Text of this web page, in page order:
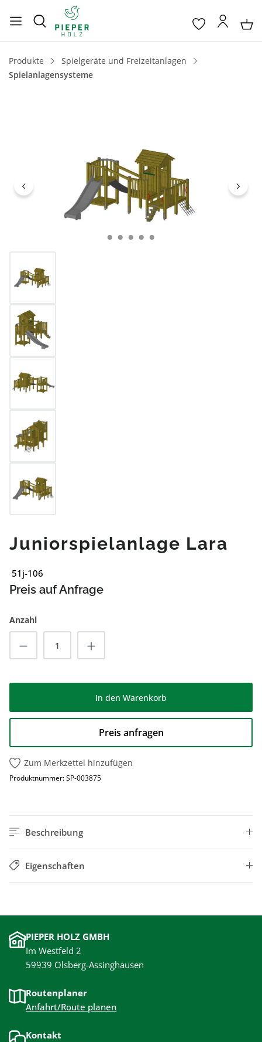
Produkte
Spielgeräte und Freizeitanlagen
Spielanlagensysteme
Juniorspielanlage Lara
51j-106
Preis auf Anfrage
Anzahl
Produkt Anzahl: Gib den gewünschten
In den Warenkorb
Preis anfragen
Zum Merkzettel hinzufügen
Produktnummer:SP-003875
Beschreibung
Eigenschaften
PIEPER HOLZ GMBH
Im Westfeld 2
59939 Olsberg-Assinghausen
Routenplaner
Anfahrt/Route planen
Kontakt